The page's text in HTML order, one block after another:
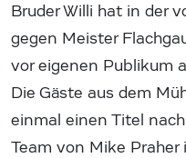
Bruder Willi hat in der
gegen Meister
vor eigenen Publikum
Die Gäste aus dem
einmal einen Titel
Team von Mike